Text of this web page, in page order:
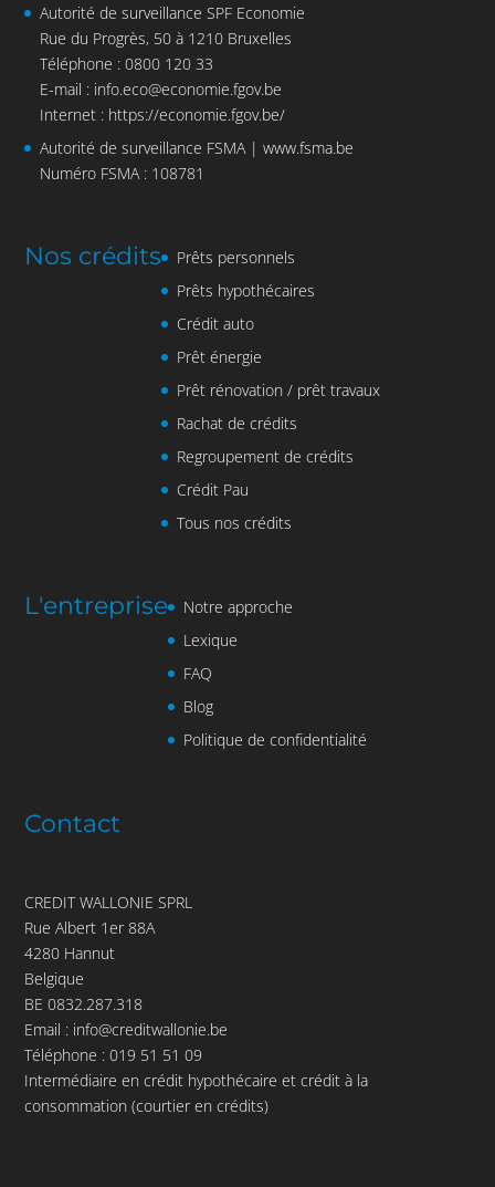
Autorité de surveillance SPF Economie
Rue du Progrès, 50 à 1210 Bruxelles
Téléphone : 0800 120 33
E-mail : info.eco@economie.fgov.be
Internet : https://economie.fgov.be/
Autorité de surveillance FSMA |www.fsma.be
Numéro FSMA : 108781
Nos crédits
Prêts personnels
Prêts hypothécaires
Crédit auto
Prêt énergie
Prêt rénovation / prêt travaux
Rachat de crédits
Regroupement de crédits
Crédit Pau
Tous nos crédits
L'entreprise
Notre approche
Lexique
FAQ
Blog
Politique de confidentialité
Contact
CREDIT WALLONIE SPRL
Rue Albert 1er 88A
4280 Hannut
Belgique
BE 0832.287.318
Email : info@creditwallonie.be
Téléphone :019 51 51 09
Intermédiaire en crédit hypothécaire et crédit à la
consommation (courtier en crédits)